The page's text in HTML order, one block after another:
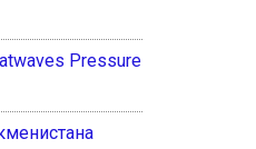
Pressure